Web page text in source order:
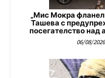
„Мис Мокра
Ташева с
посегателство над
06/08/2026